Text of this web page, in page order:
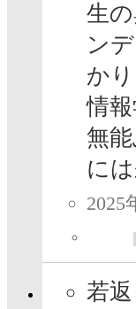
生
ン
か
情
無
に
2025
若